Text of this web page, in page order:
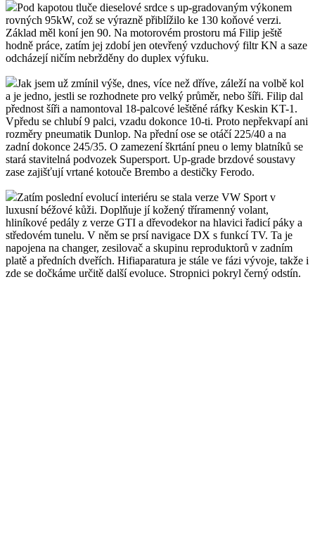
Pod kapotou tluče dieselové srdce s up-gradovaným výkonem
rovných 95kW, což se výrazně přiblížilo ke 130 koňové verzi.
Základ měl koní jen 90. Na motorovém prostoru má Filip ještě
hodně práce, zatím jej zdobí jen otevřený vzduchový filtr KN a saze
odcházejí ničím nebržděny do duplex výfuku.
Jak jsem už zmínil výše, dnes, více než dříve, záleží na volbě kol
a je jedno, jestli se rozhodnete pro velký průměr, nebo šíři. Filip dal
přednost šíři a namontoval 18-palcové leštěné ráfky Keskin KT-1.
Vpředu se chlubí 9 palci, vzadu dokonce 10-ti. Proto nepřekvapí ani
rozměry pneumatik Dunlop. Na přední ose se otáčí 225/40 a na
zadní dokonce 245/35. O zamezení škrtání pneu o lemy blatníků se
stará stavitelná podvozek Supersport. Up-grade brzdové soustavy
zase zajišťují vrtané kotouče Brembo a destičky Ferodo.
Zatím poslední evolucí interiéru se stala verze VW Sport v
luxusní béžové kůži. Doplňuje jí kožený tříramenný volant,
hliníkové pedály z verze GTI a dřevodekor na hlavici řadicí páky a
středovém tunelu. V něm se prsí navigace DX s funkcí TV. Ta je
napojena na changer, zesilovač a skupinu reproduktorů v zadním
platě a předních dveřích. Hifiaparatura je stále ve fázi vývoje, takže i
zde se dočkáme určitě další evoluce. Stropnici pokryl černý odstín.